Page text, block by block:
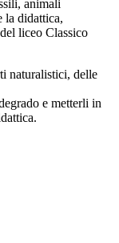
animali
la didattica,
liceo Classico
naturalistici, delle
e metterli in